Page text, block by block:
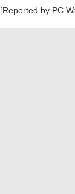
[Reported by PC